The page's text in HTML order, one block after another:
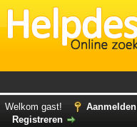
Welkom gast!
Aanmelden
Registreren